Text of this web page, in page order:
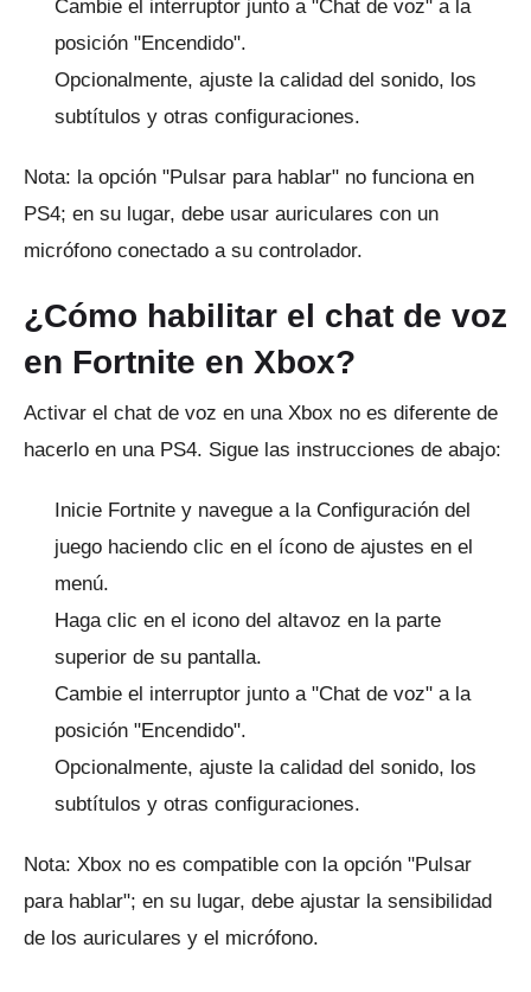
Cambie el interruptor junto a "Chat de voz" a la
posición "Encendido".
Opcionalmente, ajuste la calidad del sonido, los
subtítulos y otras configuraciones.
Nota: la opción "Pulsar para hablar" no funciona en
PS4; en su lugar, debe usar auriculares con un
micrófono conectado a su controlador.
¿Cómo habilitar el chat de voz
en Fortnite en Xbox?
Activar el chat de voz en una Xbox no es diferente de
hacerlo en una PS4. Sigue las instrucciones de abajo:
Inicie Fortnite y navegue a la Configuración del
juego haciendo clic en el ícono de ajustes en el
menú.
Haga clic en el icono del altavoz en la parte
superior de su pantalla.
Cambie el interruptor junto a "Chat de voz" a la
posición "Encendido".
Opcionalmente, ajuste la calidad del sonido, los
subtítulos y otras configuraciones.
Nota: Xbox no es compatible con la opción "Pulsar
para hablar"; en su lugar, debe ajustar la sensibilidad
de los auriculares y el micrófono.